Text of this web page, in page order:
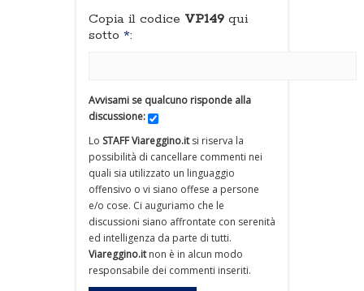
Copia il codice VP149 qui
sotto *:
Avvisami se qualcuno risponde alla
discussione:
Lo STAFF Viareggino.itsi riserva la
possibilità di cancellare commenti nei
quali sia utilizzato un linguaggio
offensivo o vi siano offese a persone
e/o cose. Ci auguriamo che le
discussioni siano affrontate con serenità
ed intelligenza da parte di tutti.
Viareggino.itnon è in alcun modo
responsabile dei commenti inseriti.